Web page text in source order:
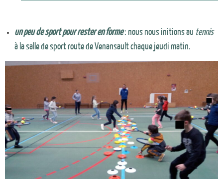
un peu de sport pour rester en forme: nous nous initions au tennis
à la salle de sport route de Venansault chaque jeudi matin.